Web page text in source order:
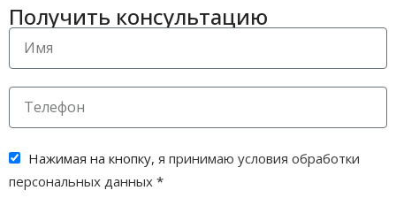
Получить консультацию
Нажимая на кнопку, я принимаю условия обработки
персональных данных *